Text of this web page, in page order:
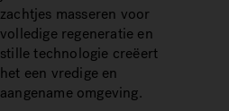
zachtjes masseren voor
volledige regeneratie en
stille technologie creëert
het een vredige en
aangename omgeving.